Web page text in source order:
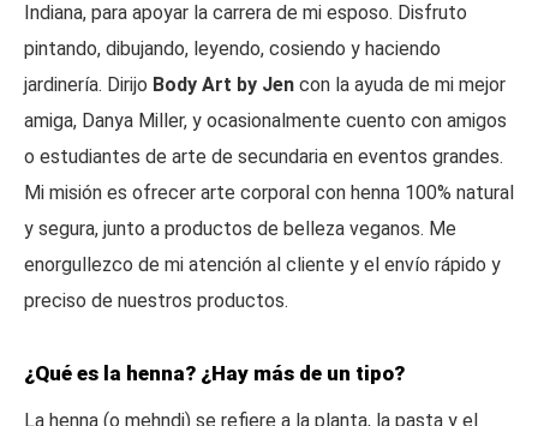
Indiana, para apoyar la carrera de mi esposo. Disfruto
pintando, dibujando, leyendo, cosiendo y haciendo
jardinería. Dirijo Body Art by Jen con la ayuda de mi mejor
amiga, Danya Miller, y ocasionalmente cuento con amigos
o estudiantes de arte de secundaria en eventos grandes.
Mi misión es ofrecer arte corporal con henna 100% natural
y segura, junto a productos de belleza veganos. Me
enorgullezco de mi atención al cliente y el envío rápido y
preciso de nuestros productos.
¿Qué es la henna? ¿Hay más de un tipo?
La henna (o mehndi) se refiere a la planta, la pasta y el